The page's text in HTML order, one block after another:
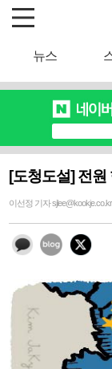
뉴스
[도청도설] 전원
이선정 기자